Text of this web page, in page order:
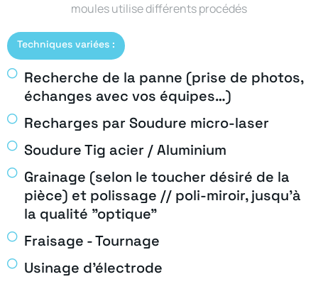
moules utilise différents procédés
Techniques variées :
Recherche de la panne (prise de photos,
échanges avec vos équipes…)
Recharges par Soudure micro-laser
Soudure Tig acier / Aluminium
Grainage (selon le toucher désiré de la
pièce) et polissage // poli-miroir, jusqu’à
la qualité "optique"
Fraisage - Tournage
Usinage d'électrode